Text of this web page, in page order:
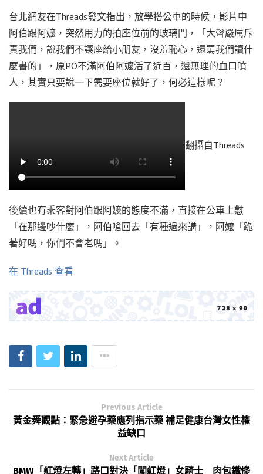
台北網友在Threads發文指出，放學搭公車的時候，影片中
阿伯跟阿嬤，突然用力的拍座位前的玻璃門，「大聲嚴厲斥
責我們，說我們不讓座給小朋友，沒羞恥心，還罵我們讀什
麼書的」，原PO不滿阿伯阿嬤活了近百，還無理的血口噴
人，其實只要說一下需要座位就好了，何必這樣呢？
翻攝自Threads
後續也有乘客對阿伯跟阿嬤的態度不滿，直接在公車上懟
「在那邊吵什麼」，阿伯嗆回去「有種過來講」，阿嬤「跪
著好嗎，你們不會老嗎」。
在 Threads 查看
Previous Article
黃金舜觀點：緊急避孕藥應列指示藥 補足健康台灣女性權
益缺口
Next Article
BMW「紅燈左轉」路口對決「闖紅燈」女騎士 肉包鐵慘